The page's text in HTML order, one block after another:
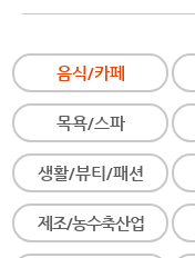
음식/카페
목욕/스파
생활/뷰티/패션
제조/농수축산업